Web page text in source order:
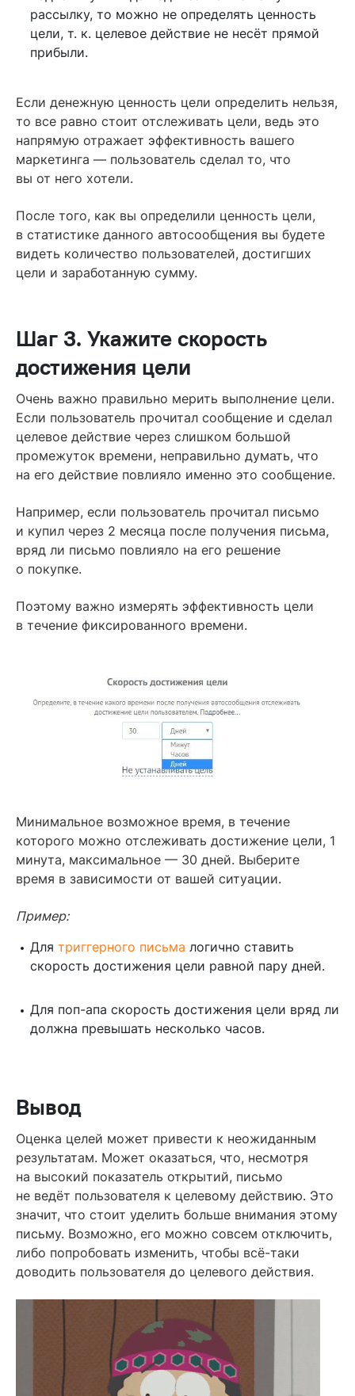
рассылку, то можно не определять ценность
цели, т. к. целевое действие не несёт прямой
прибыли.
Если денежную ценность цели определить нельзя,
то все равно стоит отслеживать цели, ведь это
напрямую отражает эффективность вашего
маркетинга — пользователь сделал то, что
вы от него хотели.
После того, как вы определили ценность цели,
в статистике данного автосообщения вы будете
видеть количество пользователей, достигших
цели и заработанную сумму.
Шаг 3. Укажите скорость
достижения цели
Очень важно правильно мерить выполнение цели.
Если пользователь прочитал сообщение и сделал
целевое действие через слишком большой
промежуток времени, неправильно думать, что
на его действие повлияло именно это сообщение.
Например, если пользователь прочитал письмо
и купил через 2 месяца после получения письма,
вряд ли письмо повлияло на его решение
о покупке.
Поэтому важно измерять эффективность цели
в течение фиксированного времени.
Минимальное возможное время, в течение
которого можно отслеживать достижение цели, 1
минута, максимальное — 30 дней. Выберите
время в зависимости от вашей ситуации.
Пример:
Для триггерного письма логично ставить
скорость достижения цели равной пару дней.
Для поп-апа скорость достижения цели вряд ли
должна превышать несколько часов.
Вывод
Оценка целей может привести к неожиданным
результатам. Может оказаться, что, несмотря
на высокий показатель открытий, письмо
не ведёт пользователя к целевому действию. Это
значит, что стоит уделить больше внимания этому
письму. Возможно, его можно совсем отключить,
либо попробовать изменить, чтобы всё-таки
доводить пользователя до целевого действия.